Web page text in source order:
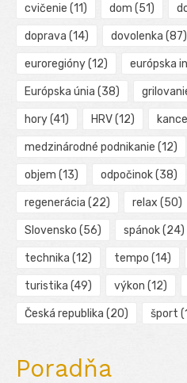
cvičenie (11) dom (51)
doprava (14) dovolenka (87)
euroregióny(12) európska
Európska únia (38)
hory(41) HRV(12)
medzinárodné podnikanie (12)
objem (13) odpočinok(38)
regenerácia (22) relax (50)
Slovensko (56) spánok(24)
technika (12) tempo (14)
turistika (49) výkon (12)
Česká republika (20) šport
Poradňa